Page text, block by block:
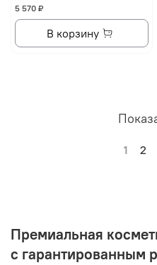
5 570 ₽
В корзину
1 2
Премиальная
с гарантированным